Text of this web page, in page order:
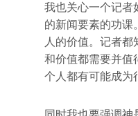
我也关心一个记者
的新闻要素的功课
人的价值。记者都
和价值都需要并值
个人都有可能成为